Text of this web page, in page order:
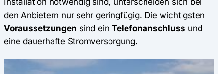
den Anbietern nur sehr geringfügig. Die wichtigsten
Voraussetzungen sind ein Telefonanschluss und
eine dauerhafte Stromversorgung.